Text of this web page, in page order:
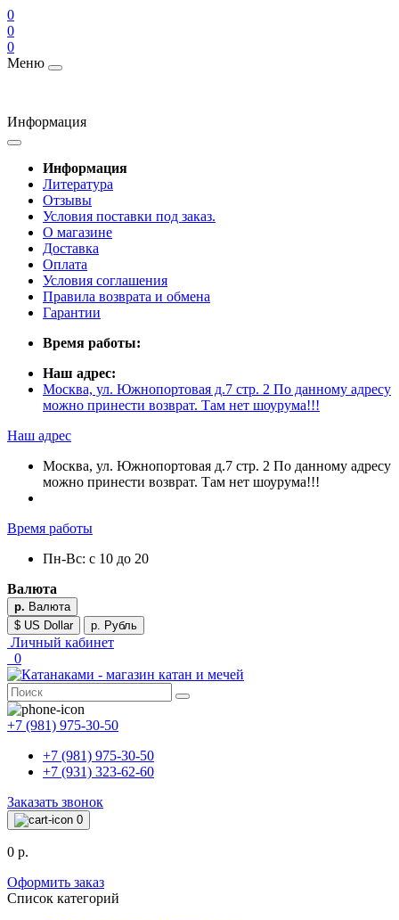
0
0
0
Меню
Информация
Информация
Литература
Отзывы
Условия поставки под заказ.
О магазине
Доставка
Оплата
Условия соглашения
Правила возврата и обмена
Гарантии
Время работы:
Наш адрес:
Москва, ул. Южнопортовая д.7 стр. 2 По данному адресу
можно принести возврат. Там нет шоурума!!!
Наш адрес
Москва, ул. Южнопортовая д.7 стр. 2 По данному адресу
можно принести возврат. Там нет шоурума!!!
Время работы
Пн-Вс: с 10 до 20
Валюта
р. Валюта
$ US Dollar
р. Рубль
Личный кабинет
0
+7 (981) 975-30-50
+7 (981) 975-30-50
+7 (931) 323-62-60
Заказать звонок
0
0 р.
Оформить заказ
Список категорий